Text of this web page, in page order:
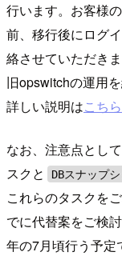
行います。お客様
前、移行後にログ
絡させていただき
旧opswitchの運用
詳しい説明はこちら
なお、注意点とし
スクと
DBスナップ
これらのタスクを
でに代替案をご検
年の7月頃行う予定